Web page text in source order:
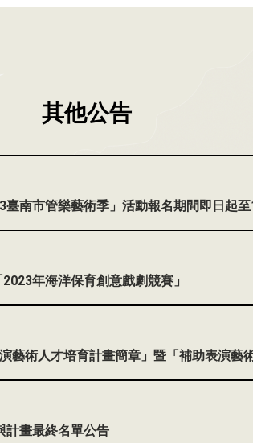
其他公告
臺南市管樂藝術季」活動報名期間即日起至
年海洋保育創意戲劇競賽」
藝術人才培育計畫簡章」暨「補助表演藝
計畫最終名單公告